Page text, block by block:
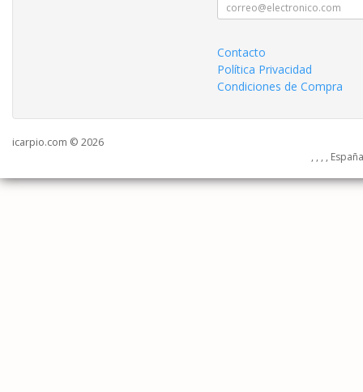
Contacto
Política Privacidad
Condiciones de Compra
icarpio.com © 2026
, , , ,